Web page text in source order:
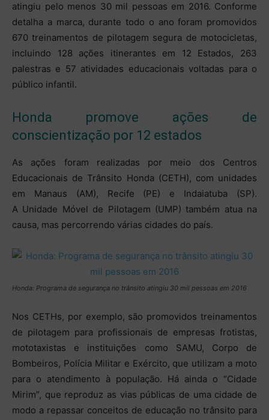
atingiu pelo menos 30 mil pessoas em 2016. Conforme
detalha a marca, durante todo o ano foram promovidos
670 treinamentos de pilotagem segura de motocicletas,
incluindo 128 ações itinerantes em 12 Estados, 263
palestras e 57 atividades educacionais voltadas para o
público infantil.
Honda promove ações de
conscientização por 12 estados
As ações foram realizadas por meio dos Centros
Educacionais de Trânsito Honda (CETH), com unidades
em Manaus (AM), Recife (PE) e Indaiatuba (SP).
A Unidade Móvel de Pilotagem (UMP) também atua na
causa, mas percorrendo várias cidades do país.
Honda: Programa de segurança no trânsito atingiu 30 mil pessoas em 2016
Nos CETHs, por exemplo, são promovidos treinamentos
de pilotagem para profissionais de empresas frotistas,
mototaxistas e instituições como SAMU, Corpo de
Bombeiros, Polícia Militar e Exército, que utilizam a moto
para o atendimento à população. Há ainda o “Cidade
Mirim”, que reproduz as vias públicas de uma cidade de
modo a repassar conceitos de educação no trânsito para